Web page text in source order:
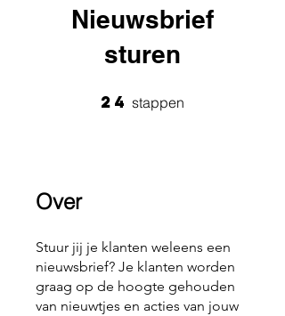
Nieuwsbrief
sturen
24 stappen
Over
Stuur jij je klanten weleens een
nieuwsbrief? Je klanten worden
graag op de hoogte gehouden
van nieuwtjes en acties van jouw